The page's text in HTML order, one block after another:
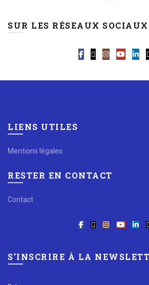
SUR LES RÉSEAUX SOCIAUX
LIENS UTILES
Mentions légales
RESTER EN CONTACT
Contact
S’INSCRIRE À LA